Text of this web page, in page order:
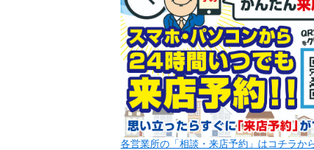
各営業所の「相談・来店予約」はコチラか